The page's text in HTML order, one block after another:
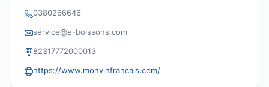
0380266646
service@e-boissons.com
82317772000013
https://www.monvinfrancais.com/